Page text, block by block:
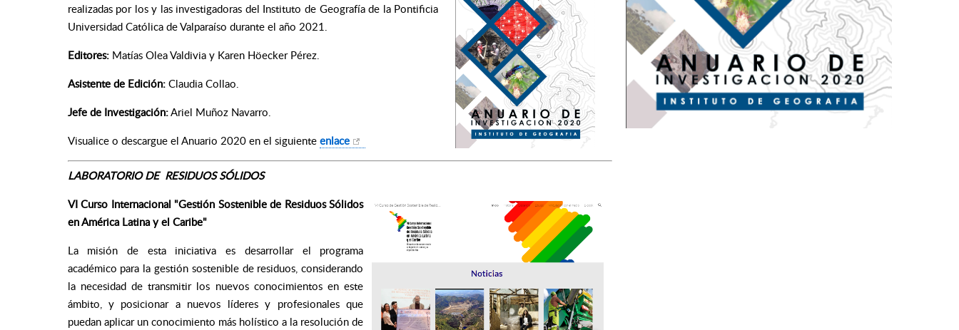
realizadas por los y las investigadoras del Instituto de Geografía de la Pontificia
Universidad Católica de Valparaíso durante el año 2021.
Editores:Matías Olea Valdivia y Karen Höecker Pérez.
Asistente de Edición:Claudia Collao.
Jefe de Investigación:Ariel Muñoz Navarro.
Visualice o descargue el Anuario 2020 en el siguiente enlace
LABORATORIO DE RESIDUOS SÓLIDOS
VI Curso Internacional "Gestión Sostenible de Residuos Sólidos
en América Latina y el Caribe"
La misión de esta iniciativa es desarrollar el programa
académico para la gestión sostenible de residuos, considerando
la necesidad de transmitir los nuevos conocimientos en este
ámbito, y posicionar a nuevos líderes y profesionales que
puedan aplicar un conocimiento más holístico a la resolución de